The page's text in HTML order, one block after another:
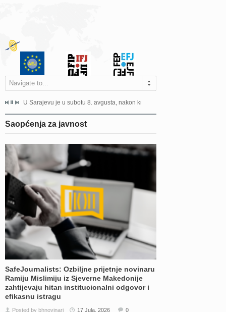
Navigate to...
na zahtjeve za pristup informacijama u zakonskom...
U Sarajevu je u subotu 8. avgusta, nakon kraće bolesti, preminuo
Saopćenja za javnost
SafeJournalists: Ozbiljne prijetnje novinaru
Ramiju Mislimiju iz Sjeverne Makedonije
zahtijevaju hitan institucionalni odgovor i
efikasnu istragu
Posted by bhnovinari 17 Jula, 2026 0